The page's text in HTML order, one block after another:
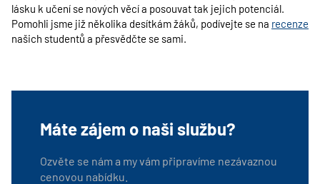
lásku k učení se nových věcí a posouvat tak jejich potenciál.
Pomohli jsme již několika desítkám žáků, podívejte se na recenze
našich studentů a přesvědčte se sami.
Máte zájem o naši službu?
Ozvěte se nám a my vám připravíme nezávaznou
cenovou nabídku.